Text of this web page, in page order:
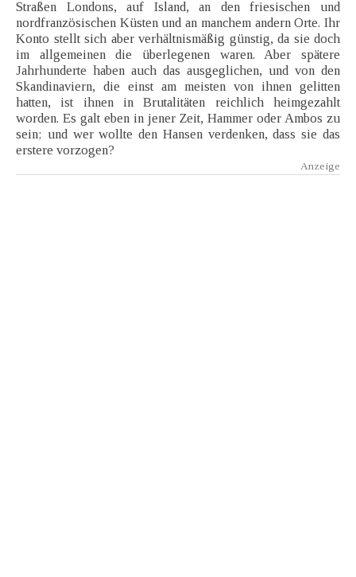
Straßen Londons, auf Island, an den friesischen und
nordfranzösischen Küsten und an manchem andern Orte. Ihr
Konto stellt sich aber verhältnismäßig günstig, da sie doch
im allgemeinen die überlegenen waren. Aber spätere
Jahrhunderte haben auch das ausgeglichen, und von den
Skandinaviern, die einst am meisten von ihnen gelitten
hatten, ist ihnen in Brutalitäten reichlich heimgezahlt
worden. Es galt eben in jener Zeit, Hammer oder Ambos zu
sein; und wer wollte den Hansen verdenken, dass sie das
erstere vorzogen?